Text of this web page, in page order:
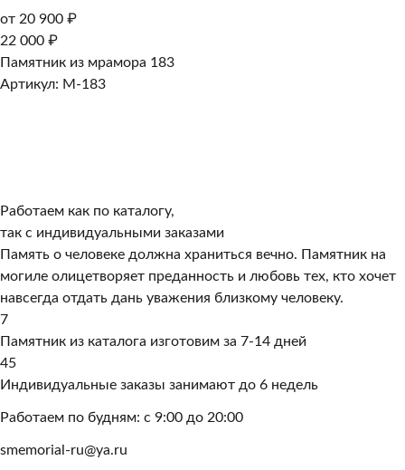
от 20 900 ₽
22 000 ₽
Памятник из мрамора 183
Артикул: M-183
Работаем как по каталогу,
так с индивидуальными заказами
Память о человеке должна храниться вечно. Памятник на
могиле олицетворяет преданность и любовь тех, кто хочет
навсегда отдать дань уважения близкому человеку.
7
Памятник из каталога изготовим за 7-14 дней
45
Индивидуальные заказы занимают до 6 недель
Работаем по будням: с 9:00 до 20:00
smemorial-ru@ya.ru